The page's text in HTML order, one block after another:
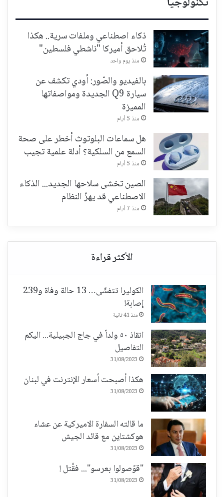
ذكاء اصطناعي وملفات سرية.. هكذا
تُلاحق أميركا "ناشطي فلسطين"
منذ يوم واحد
بالفيديو والصّور: أودي تكشف عن
سيارة Q9 الجديدة ومواصفاتها
المميزة
منذ 5 أيام
هل سماعات البلوتوث أخطر على صحة
السمع من السلكية؟ أدلة علمية تجيب
منذ 5 أيام
الصين تخشى سلاحها الجديد... الذكاء
الاصطناعي قد يهزّ النظام
منذ 7 أيام
الكوليرا تتفشّى… 13 حالة وفاة و239
إصابة!
منذ 41 ثانية
انقاذ ٥٠ ولداً في جاج الجبيلية... اليكم
التفاصيل
31/08/2023
هكذا أصبحت أسعار الإنترنت في لبنان
31/08/2023
ما قالته السفارة الاميركية عن عشاء
هوكشتاين مع قائد الجيش
31/08/2023
"قوّصولوا بعرسو"... فقُتل !
31/08/2023